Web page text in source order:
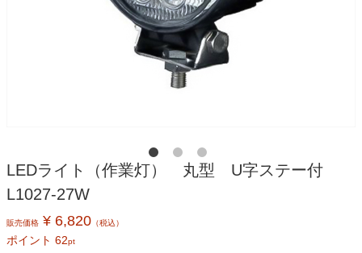
LEDライト（作業灯） 丸型 U字ステー付
L1027-27W
販売価格 ¥ 6,820 （税込）
ポイント 62pt